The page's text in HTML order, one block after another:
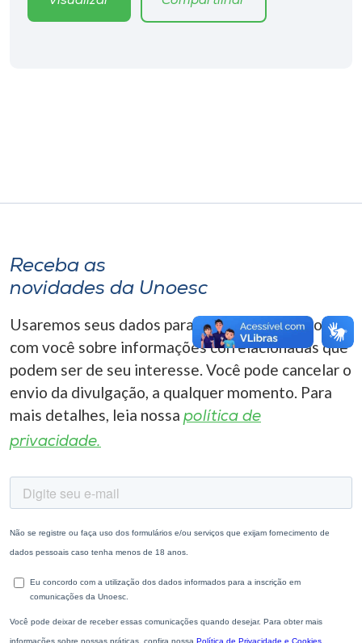
Unoesc
Receba as
novidades da Unoesc
Usaremos seus dados para entrar em contato
com você sobre informações correlacionadas que
podem ser de seu interesse. Você pode cancelar o
envio da divulgação, a qualquer momento. Para
mais detalhes, leia nossa política de
privacidade.